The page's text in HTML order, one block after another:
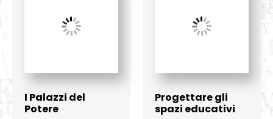
I Palazzi del
Potere
Progettare gli
spazi educativi